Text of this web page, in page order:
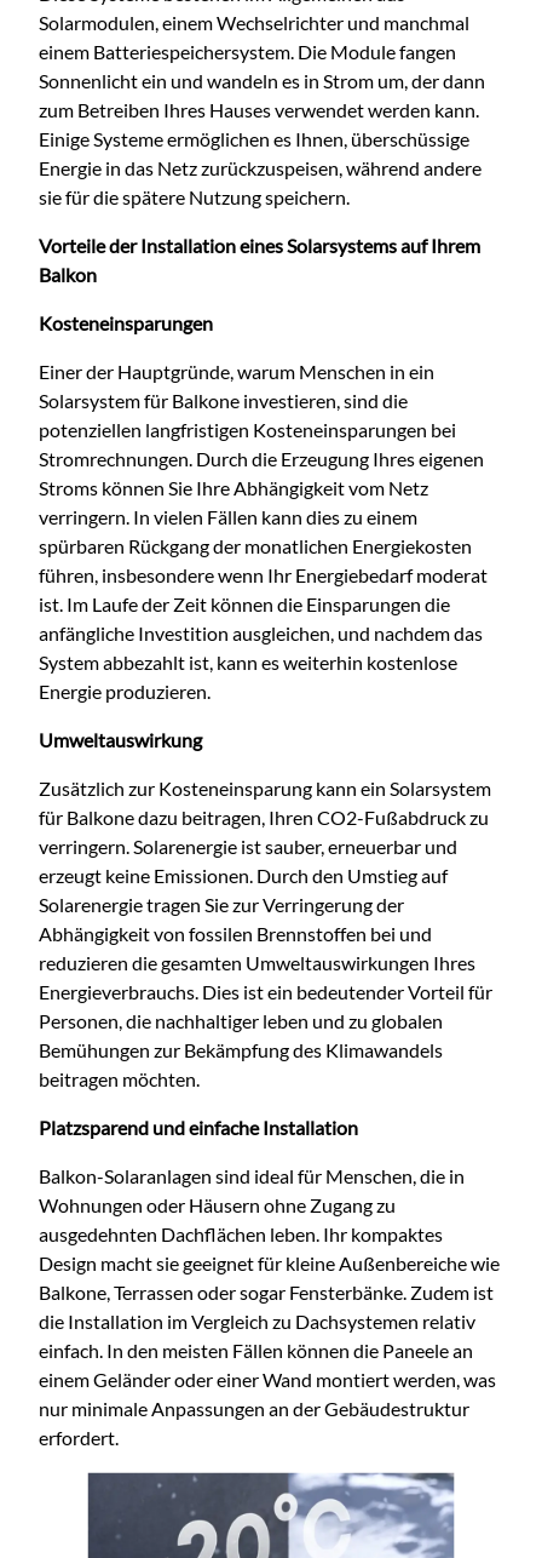
Solarmodulen, einem Wechselrichter und manchmal
einem Batteriespeichersystem. Die Module fangen
Sonnenlicht ein und wandeln es in Strom um, der dann
zum Betreiben Ihres Hauses verwendet werden kann.
Einige Systeme ermöglichen es Ihnen, überschüssige
Energie in das Netz zurückzuspeisen, während andere
sie für die spätere Nutzung speichern.
Vorteile der Installation eines Solarsystems auf Ihrem
Balkon
Kosteneinsparungen
Einer der Hauptgründe, warum Menschen in ein
Solarsystem für Balkone investieren, sind die
potenziellen langfristigen Kosteneinsparungen bei
Stromrechnungen. Durch die Erzeugung Ihres eigenen
Stroms können Sie Ihre Abhängigkeit vom Netz
verringern. In vielen Fällen kann dies zu einem
spürbaren Rückgang der monatlichen Energiekosten
führen, insbesondere wenn Ihr Energiebedarf moderat
ist. Im Laufe der Zeit können die Einsparungen die
anfängliche Investition ausgleichen, und nachdem das
System abbezahlt ist, kann es weiterhin kostenlose
Energie produzieren.
Umweltauswirkung
Zusätzlich zur Kosteneinsparung kann ein Solarsystem
für Balkone dazu beitragen, Ihren CO2-Fußabdruck zu
verringern. Solarenergie ist sauber, erneuerbar und
erzeugt keine Emissionen. Durch den Umstieg auf
Solarenergie tragen Sie zur Verringerung der
Abhängigkeit von fossilen Brennstoffen bei und
reduzieren die gesamten Umweltauswirkungen Ihres
Energieverbrauchs. Dies ist ein bedeutender Vorteil für
Personen, die nachhaltiger leben und zu globalen
Bemühungen zur Bekämpfung des Klimawandels
beitragen möchten.
Platzsparend und einfache Installation
Balkon-Solaranlagen sind ideal für Menschen, die in
Wohnungen oder Häusern ohne Zugang zu
ausgedehnten Dachflächen leben. Ihr kompaktes
Design macht sie geeignet für kleine Außenbereiche wie
Balkone, Terrassen oder sogar Fensterbänke. Zudem ist
die Installation im Vergleich zu Dachsystemen relativ
einfach. In den meisten Fällen können die Paneele an
einem Geländer oder einer Wand montiert werden, was
nur minimale Anpassungen an der Gebäudestruktur
erfordert.